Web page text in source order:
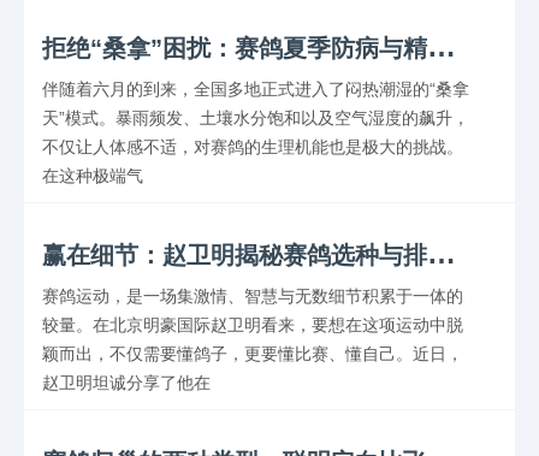
拒
绝“桑拿”困扰：赛鸽夏季防病与精细化饲养管理指南
伴随着六月的到来，全国多地正式进入了闷热潮湿的“桑拿
天”模式。暴雨频发、土壤水分饱和以及空气湿度的飙升，
不仅让人体感不适，对赛鸽的生理机能也是极大的挑战。
在这种极端气
赢
在细节：赵卫明揭秘赛鸽选种与排兵布阵之道
赛鸽运动，是一场集激情、智慧与无数细节积累于一体的
较量。在北京明豪国际赵卫明看来，要想在这项运动中脱
颖而出，不仅需要懂鸽子，更要懂比赛、懂自己。近日，
赵卫明坦诚分享了他在